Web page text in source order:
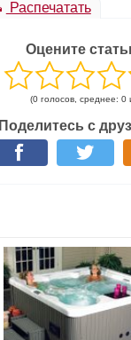
Распечатать
Оцените
(0 голосов, среднее: 0
Поделитесь с